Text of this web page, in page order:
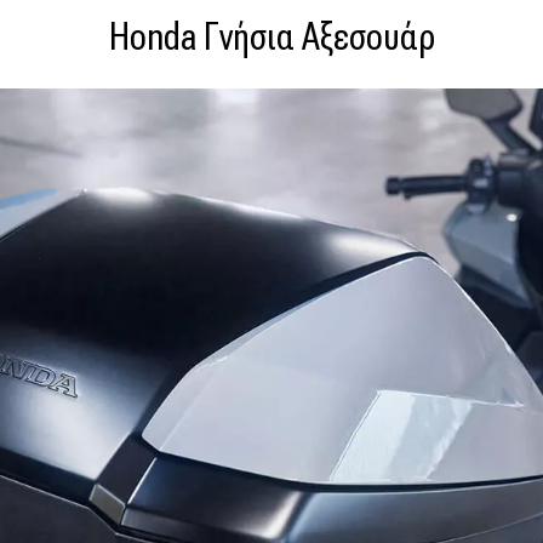
Honda Γνήσια Αξεσουάρ